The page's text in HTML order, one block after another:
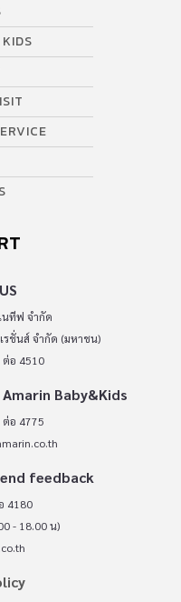
นทีฟ จำกัด
รชั่นส์ จำกัด (มหาชน)
ต่อ 4510
Baby&Kids
ต่อ 4775
feedback
4180
- 18.00 น)